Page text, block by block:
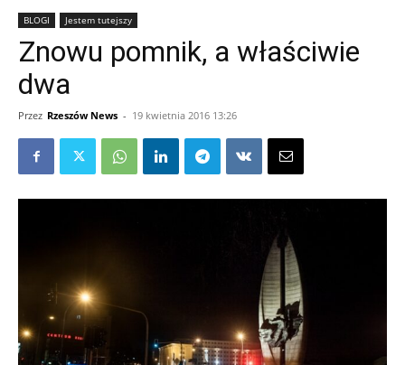
BLOGI Jestem tutejszy
Znowu pomnik, a właściwie
dwa
Przez Rzeszów News - 19 kwietnia 2016 13:26